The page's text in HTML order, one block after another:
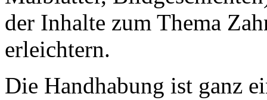
der Inhalte zum Thema
erleichtern.
Die Handhabung ist ganz